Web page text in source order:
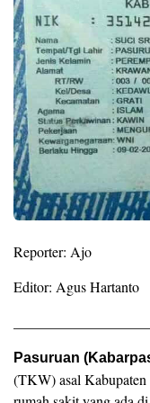
Reporter: Ajo
Editor: Agus Hartanto
Pasuruan
(TKW) asal Kabupaten